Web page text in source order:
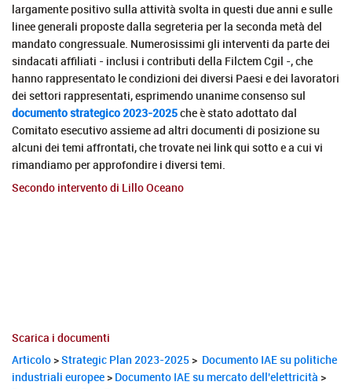
largamente positivo sulla attività svolta in questi due anni e sulle
linee generali proposte dalla segreteria per la seconda metà del
mandato congressuale. Numerosissimi gli interventi da parte dei
sindacati affiliati - inclusi i contributi della Filctem Cgil -, che
hanno rappresentato le condizioni dei diversi Paesi e dei lavoratori
dei settori rappresentati, esprimendo unanime consenso sul
documento strategico 2023-2025che è stato adottato dal
Comitato esecutivo assieme ad altri documenti di posizione su
alcuni dei temi affrontati, che trovate nei link qui sotto e a cui vi
rimandiamo per approfondire i diversi temi.
Secondo intervento di Lillo Oceano
Scarica i documenti
Articolo>Strategic Plan 2023-2025> Documento IAE su politiche
industriali europee> Documento IAE su mercato dell'elettricità >